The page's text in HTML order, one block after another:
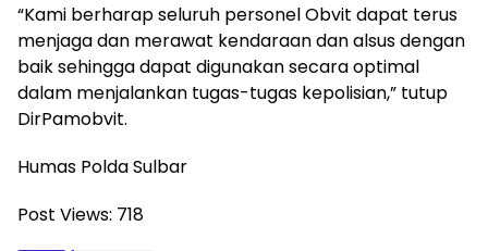
“Kami berharap seluruh personel Obvit dapat terus
menjaga dan merawat kendaraan dan alsus dengan
baik sehingga dapat digunakan secara optimal
dalam menjalankan tugas-tugas kepolisian,” tutup
DirPamobvit.
Humas Polda Sulbar
Post Views: 718